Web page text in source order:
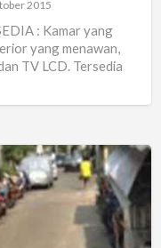
2015
: Kamar yang
yang menawan,
TV LCD. Tersedia